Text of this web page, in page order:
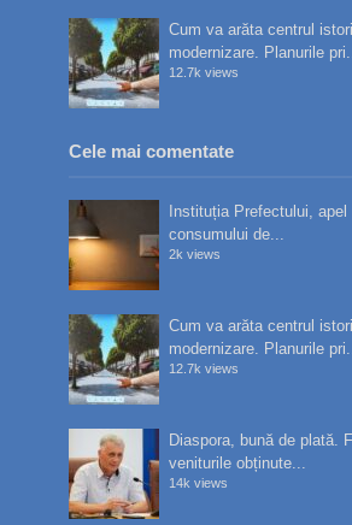
Cum va arăta centrul
modernizare. Planurile pri...
12.7k views
Cele mai comentate
Instituția Prefectului,
consumului de...
2k views
Cum va arăta centrul
modernizare. Planurile pri...
12.7k views
Diaspora, bună de plată.
veniturile obținute...
14k views